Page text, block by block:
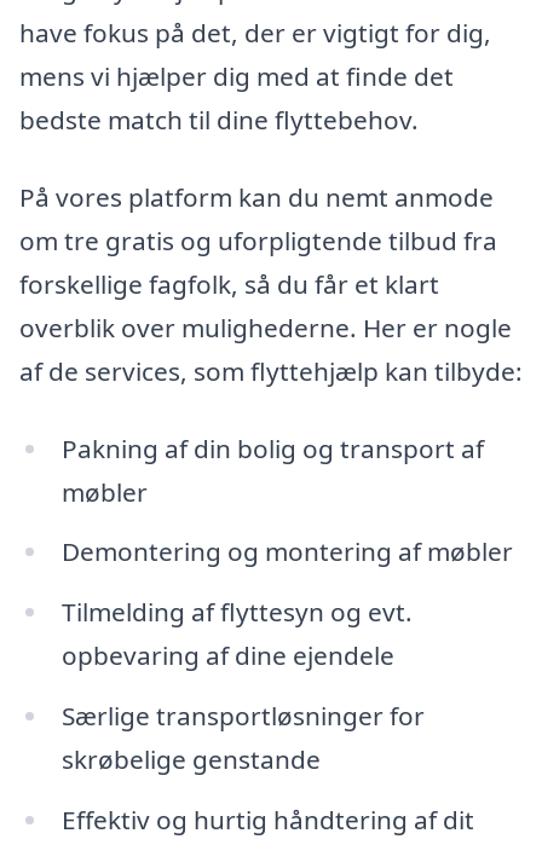
have fokus på det, der er vigtigt for dig,
mens vi hjælper dig med at finde det
bedste match til dine flyttebehov.
På vores platform kan du nemt anmode
om tre gratis og uforpligtende tilbud fra
forskellige fagfolk, så du får et klart
overblik over mulighederne. Her er nogle
af de services, som flyttehjælp kan tilbyde:
Pakning af din bolig og transport af
møbler
Demontering og montering af møbler
Tilmelding af flyttesyn og evt.
opbevaring af dine ejendele
Særlige transportløsninger for
skrøbelige genstande
Effektiv og hurtig håndtering af dit